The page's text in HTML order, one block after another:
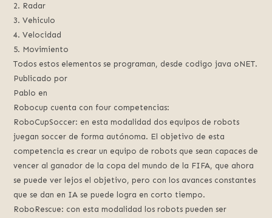
2. Radar
3. Vehiculo
4. Velocidad
5. Movimiento
Todos estos elementos se programan, desde codigo java oNET.
Publicado por
Pablo en
Robocup cuenta con four competencias:
RoboCupSoccer: en esta modalidad dos equipos de robots
juegan soccer de forma autónoma. El objetivo de esta
competencia es crear un equipo de robots que sean capaces de
vencer al ganador de la copa del mundo de la FIFA, que ahora
se puede ver lejos el objetivo, pero con los avances constantes
que se dan en IA se puede logra en corto tiempo.
RoboRescue: con esta modalidad los robots pueden ser